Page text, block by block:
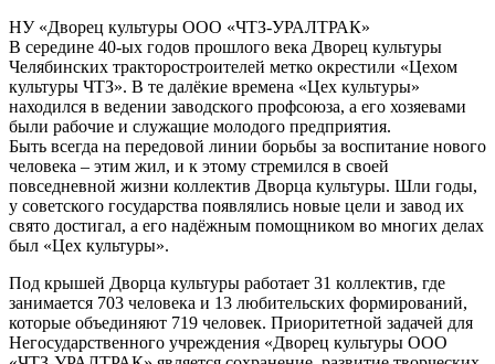
НУ «Дворец культуры ООО «ЧТЗ-УРАЛТРАК»
В середине 40-ых годов прошлого века Дворец культуры
Челябинских тракторостроителей метко окрестили «Цехом
культуры ЧТЗ». В те далёкие времена «Цех культуры»
находился в ведении заводского профсоюза, а его хозяевами
были рабочие и служащие молодого предприятия.
Быть всегда на передовой линии борьбы за воспитание нового
человека – этим жил, и к этому стремился в своей
повседневной жизни коллектив Дворца культуры. Шли годы,
у советского государства появлялись новые цели и завод их
свято достигал, а его надёжным помощником во многих делах
был «Цех культуры».
Под крышей Дворца культуры работает 31 коллектив, где
занимается 703 человека и 13 любительских формирований,
которые объединяют 719 человек. Приоритетной задачей для
Негосударственного учреждения «Дворец культуры ООО